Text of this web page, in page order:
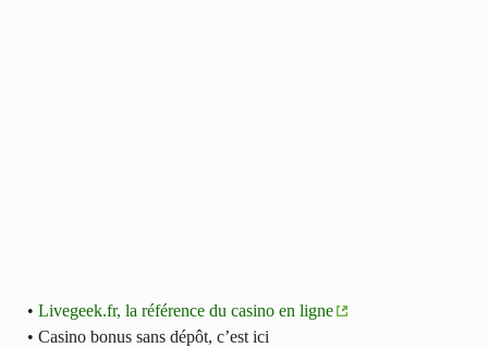
• Livegeek.fr, la référence du casino en ligne
• Casino bonus sans dépôt, c’est ici